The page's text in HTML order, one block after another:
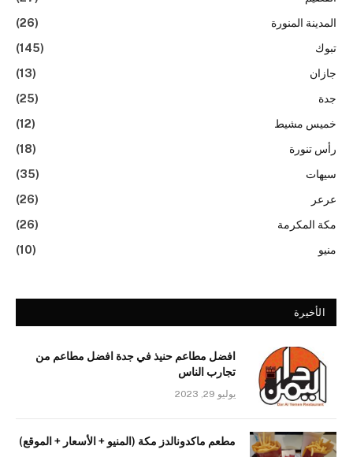
المدينة المنورة
(26)
تبوك
(145)
جازان
(13)
جدة
(25)
خميس مشيط
(12)
رأس تنورة
(18)
سيهات
(35)
عرعر
(26)
مكة المكرمة
(26)
منيو
(10)
الأخيرة
افضل مطاعم حنيذ في جدة افضل مطاعم من
تجارب الناس
يوليو 29, 2023
مطعم ماكدونالدز مكة (المنيو + الأسعار + الموقع)